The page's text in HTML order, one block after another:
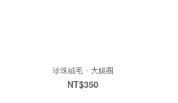
珍珠絨毛・大腸圈
NT$350